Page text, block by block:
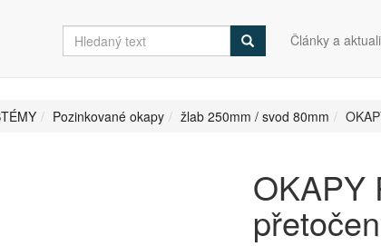
Články a
Pozinkované okapy žlab 250mm / svod 80mm
OKAPY